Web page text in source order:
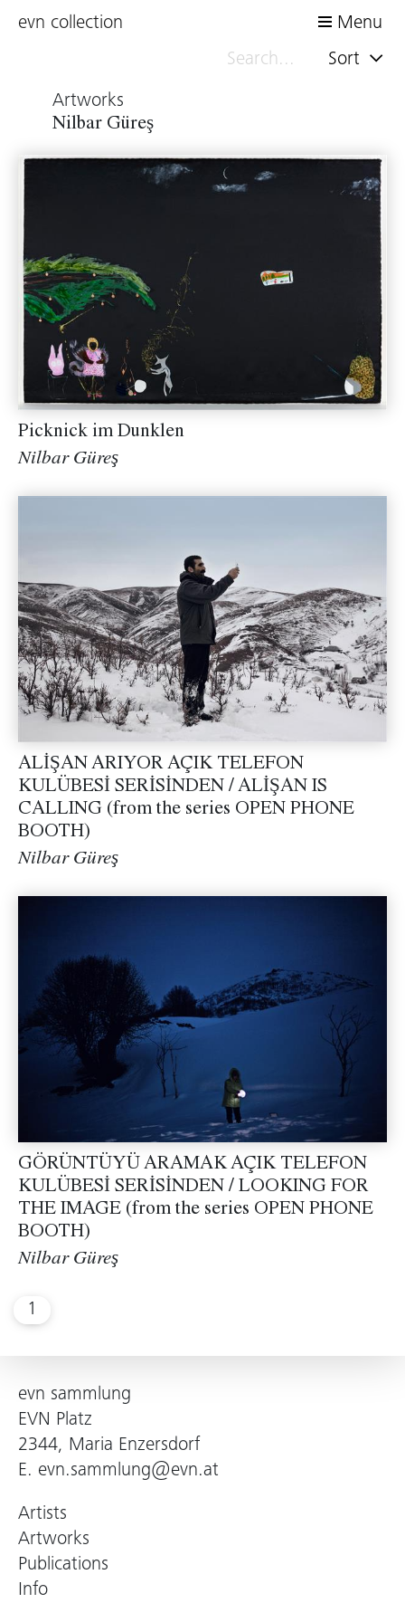
evn collection
Menu
Sort
Artworks
Nilbar Güreş
Picknick im Dunklen
Nilbar Güreş
ALİŞAN ARIYOR AÇIK TELEFON
KULÜBESİ SERİSİNDEN / ALİŞAN IS
CALLING (from the series OPEN PHONE
BOOTH)
Nilbar Güreş
GÖRÜNTÜYÜ ARAMAK AÇIK TELEFON
KULÜBESİ SERİSİNDEN / LOOKING FOR
THE IMAGE (from the series OPEN PHONE
BOOTH)
Nilbar Güreş
1
evn sammlung
EVN Platz
2344, Maria Enzersdorf
E. evn.sammlung@evn.at
Artists
Artworks
Publications
Info